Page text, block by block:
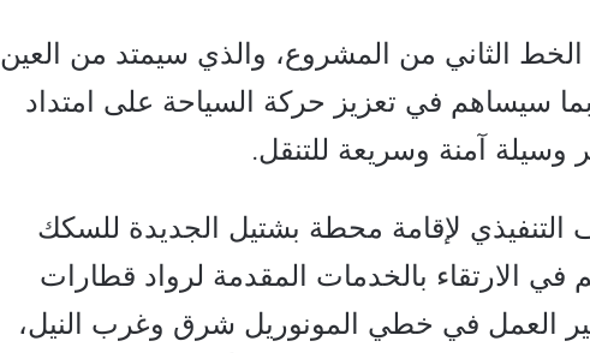
الثاني من المشروع، والذي سيمتد من العين
سيساهم في تعزيز حركة السياحة على امتداد
وسيلة آمنة وسريعة للتنقل.
لإقامة محطة بشتيل الجديدة للسكك
في الارتقاء بالخدمات المقدمة لرواد قطارات
العمل في خطي المونوريل شرق وغرب النيل،